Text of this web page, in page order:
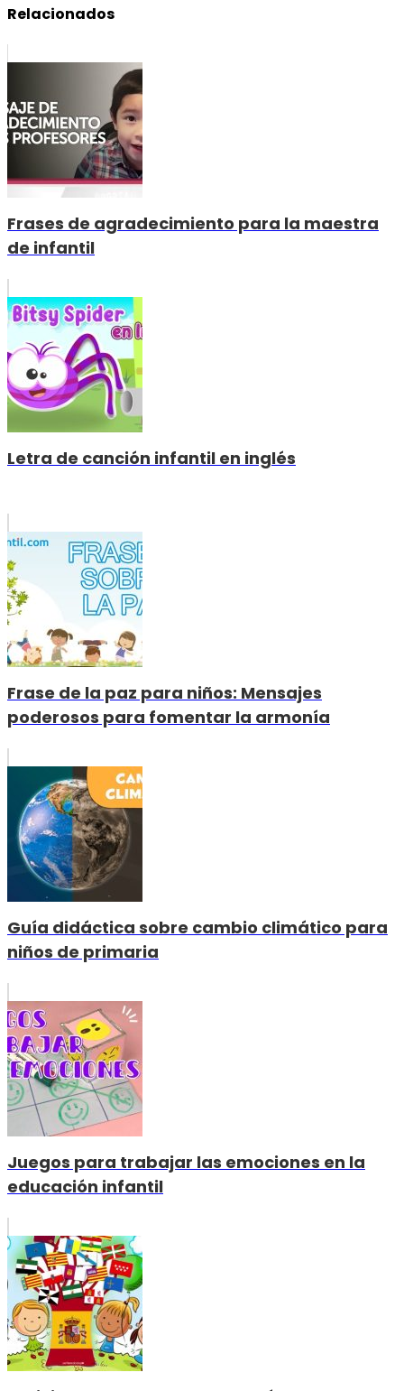
Relacionados
Frases de agradecimiento para la maestra
de infantil
Letra de canción infantil en inglés
Frase de la paz para niños: Mensajes
poderosos para fomentar la armonía
Guía didáctica sobre cambio climático para
niños de primaria
Juegos para trabajar las emociones en la
educación infantil